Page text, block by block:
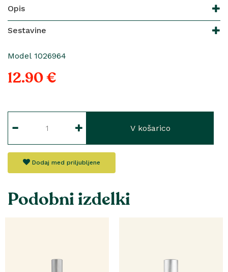
Opis
Sestavine
Model 1026964
12.90 €
V košarico
Dodaj med priljubljene
Podobni izdelki